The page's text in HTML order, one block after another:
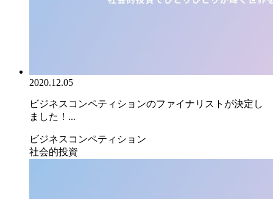
2020.12.05
ビジネスコンペティションのファイナリストが決定し
ました！...
ビジネスコンペティション
社会的投資